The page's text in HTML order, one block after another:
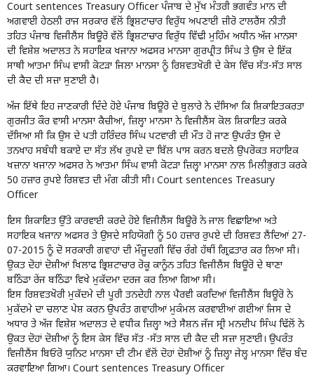
Court sentences Treasury Officer ਪੰਜਾਬ ਦੇ ਮੁੱਖ ਮੰਤਰੀ ਭਗਵੰਤ ਮਾਨ ਦੀ
ਅਗਵਾਈ ਹੇਠਲੀ ਰਾਜ ਸਰਕਾਰ ਵੱਲੋਂ ਭ੍ਰਿਸ਼ਟਾਚਾਰ ਵਿਰੁੱਧ ਅਪਣਾਈ ਜ਼ੀਰੋ ਟਾਲਰੈਂਸ ਨੀਤੀ
ਤਹਿਤ ਪੰਜਾਬ ਵਿਜੀਲੈਂਸ ਬਿਊਰੋ ਵੱਲੋਂ ਭ੍ਰਿਸ਼ਟਾਚਾਰ ਵਿਰੁੱਧ ਵਿੱਢੀ ਮੁਹਿੰਮ ਅਧੀਨ ਅੱਜ ਮਾਨਸਾ
ਦੀ ਵਿਸ਼ੇਸ਼ ਅਦਾਲਤ ਨੇ ਸਹਾਇਕ ਖਜਾਨਾ ਅਫਸਰ ਮਾਨਸਾ ਗੁਰਪ੍ਰੀਤ ਸਿੰਘ ਤੇ ਉਸ ਦੇ ਇੱਕ
ਸਾਥੀ ਆਤਮਾ ਸਿੰਘ ਵਾਸੀ ਕੋਟੜਾ ਜਿਲਾ ਮਾਨਸਾ ਨੂੰ ਰਿਸ਼ਵਤਖੋਰੀ ਦੇ ਕੇਸ ਵਿੱਚ ਸੱਤ-ਸੱਤ ਸਾਲ
ਦੀ ਕੈਦ ਦੀ ਸਜ਼ਾ ਸੁਣਾਈ ਹੈ।
ਅੱਜ ਇੱਥੇ ਇਹ ਜਾਣਕਾਰੀ ਦਿੰਦੇ ਹੋਏ ਪੰਜਾਬ ਬਿਊਰੋ ਦੇ ਬੁਲਾਰੇ ਨੇ ਦੱਸਿਆ ਕਿ ਸ਼ਿਕਾਇਤਕਰਤਾ
ਗੁਰਜੀਤ ਕੌਰ ਵਾਸੀ ਮਾਨਸਾ ਕੈਚੀਆਂ, ਜ਼ਿਲ੍ਹਾ ਮਾਨਸਾ ਨੇ ਵਿਜੀਲੈਂਸ ਕੋਲ ਸ਼ਿਕਾਇਤ ਕਰਕੇ
ਦੱਸਿਆ ਸੀ ਕਿ ਉਸ ਦੇ ਪਤੀ ਹਰਿੰਦਰ ਸਿੰਘ ਪਟਵਾਰੀ ਦੀ ਮੌਤ ਹੋ ਜਾਣ ਉਪਰੰਤ ਉਸ ਦੇ
ਤਨਖਾਹ ਸਬੰਧੀ ਬਕਾਏ ਦਾ ਸੱਤ ਲੱਖ ਰੁਪਏ ਦਾ ਬਿੱਲ ਪਾਸ ਕਰਨ ਬਦਲੇ ਉਪਰੋਕਤ ਸਹਾਇਕ
ਖਜ਼ਾਨਾ ਖਜਾਨਾ ਅਫਸਰ ਨੇ ਆਤਮਾ ਸਿੰਘ ਵਾਸੀ ਕੋਟੜਾ ਜ਼ਿਲ੍ਹਾ ਮਾਨਸਾ ਨਾਲ ਮਿਲੀਭੁਗਤ ਕਰਕੇ
50 ਹਜ਼ਾਰ ਰੁਪਏ ਰਿਸ਼ਵਤ ਦੀ ਮੰਗ ਕੀਤੀ ਸੀ। Court sentences Treasury
Officer
ਇਸ ਸ਼ਿਕਾਇਤ ਉੱਤੇ ਕਾਰਵਾਈ ਕਰਦੇ ਹੋਏ ਵਿਜੀਲੈਂਸ ਬਿਊਰੋ ਨੇ ਜਾਲ ਵਿਛਾਇਆ ਅਤੇ
ਸਹਾਇਕ ਖਜਾਨਾ ਅਫਸਰ ਤੇ ਉਸਦੇ ਸਹਿਯੋਗੀ ਨੂੰ 50 ਹਜ਼ਾਰ ਰੁਪਏ ਦੀ ਰਿਸ਼ਵਤ ਲੈਂਦਿਆਂ 27-
07-2015 ਨੂੰ ਦੋ ਸਰਕਾਰੀ ਗਵਾਹਾਂ ਦੀ ਮੌਜੂਦਗੀ ਵਿੱਚ ਰੰਗੇ ਹੱਥੀਂ ਗ੍ਰਿਫ਼ਤਾਰ ਕਰ ਲਿਆ ਸੀ।
ਉਕਤ ਦੋਹਾਂ ਦੋਸ਼ੀਆਂ ਖਿਲਾਫ ਭ੍ਰਿਸ਼ਟਾਚਾਰ ਰੋਕੂ ਕਾਨੂੰਨ ਤਹਿਤ ਵਿਜੀਲੈਂਸ ਬਿਊਰੋ ਦੇ ਥਾਣਾ
ਬਠਿੰਡਾ ਰੇਂਜ ਬਠਿੰਡਾ ਵਿਖੇ ਮੁਕੱਦਮਾ ਦਰਜ ਕਰ ਲਿਆ ਗਿਆ ਸੀ।
ਇਸ ਰਿਸ਼ਵਤਖੋਰੀ ਮੁਕੱਦਮੇ ਦੀ ਪੂਰੀ ਤਨਦੇਹੀ ਨਾਲ ਪੈਰਵੀ ਕਰਦਿਆਂ ਵਿਜੀਲੈਂਸ ਬਿਊਰੋ ਨੇ
ਮੁਕੱਦਮੇ ਦਾ ਚਲਾਣ ਪੇਸ਼ ਕਰਨ ਉਪਰੰਤ ਗਵਾਹੀਆਂ ਮੁਕੰਮਲ ਕਰਵਾਈਆਂ ਗਈਆਂ ਜਿਸ ਦੇ
ਅਧਾਰ ਤੇ ਅੱਜ ਵਿਸ਼ੇਸ਼ ਅਦਾਲਤ ਦੇ ਵਧੀਕ ਜ਼ਿਲ੍ਹਾ ਅਤੇ ਸੈਸ਼ਨ ਜੱਜ ਸ੍ਰੀ ਮਨਦੀਪ ਸਿੰਘ ਢਿੱਲੋਂ ਨੇ
ਉਕਤ ਦੋਹਾਂ ਦੋਸ਼ੀਆਂ ਨੂੰ ਇਸ ਕੇਸ ਵਿੱਚ ਸੱਤ -ਸੱਤ ਸਾਲ ਦੀ ਕੈਦ ਦੀ ਸਜ਼ਾ ਸੁਣਾਈ। ਉਪਰੰਤ
ਵਿਜੀਲੈਂਸ ਬਿਓਰੋ ਯੁਨਿਟ ਮਾਨਸਾ ਦੀ ਟੀਮ ਵੱਲੋਂ ਦੋਹਾਂ ਦੋਸ਼ੀਆਂ ਨੂੰ ਜ਼ਿਲ੍ਹਾ ਜੇਲ੍ਹ ਮਾਨਸਾ ਵਿੱਚ ਬੰਦ
ਕਰਵਾਇਆ ਗਿਆ। Court sentences Treasury Officer